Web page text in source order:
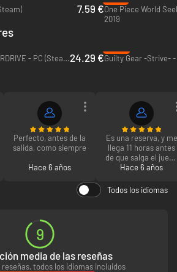
7.59 €One Piece World
2019
Solo Leveling: ARISE OVERDRIVE - PC (Steam)24.29 €Guilty Gear -Strive- -
Perfecto, antes de la
salida, como siempre
Hace 6 años
Es una reserva, y me
llega 11 horas antes
de que salga el juego
para poder
Hace 6 años
Todos los idiomas
9
media de las reseñas
reseñas, todos los idiomas incluidos